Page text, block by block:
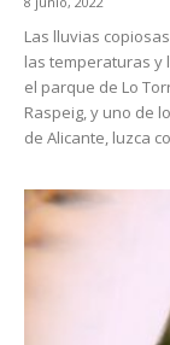
Las lluvias
las temperaturas y
el parque de Lo
Raspeig, y uno de
de Alicante, luzca